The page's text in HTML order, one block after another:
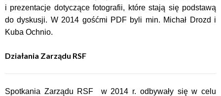
i prezentacje dotyczące fotografii, które stają się podstawą
do dyskusji. W 2014 gośćmi PDF byli min. Michał Drozd i
Kuba Ochnio.
Działania Zarządu RSF
Spotkania Zarządu RSF w 2014 r. odbywały się w celu